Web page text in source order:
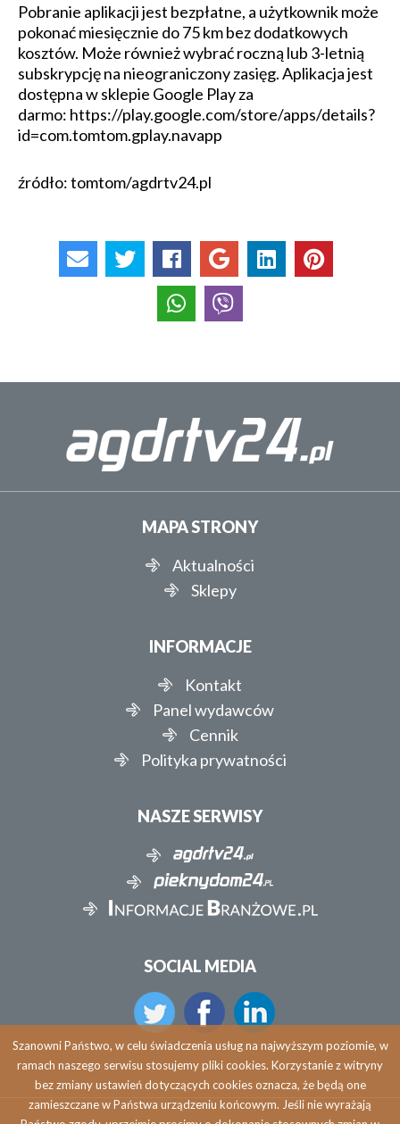
Pobranie aplikacji jest bezpłatne, a użytkownik może
pokonać miesięcznie do 75 km bez dodatkowych
kosztów. Może również wybrać roczną lub 3-letnią
subskrypcję na nieograniczony zasięg. Aplikacja jest
dostępna w sklepie Google Play za
darmo: https://play.google.com/store/apps/details?
id=com.tomtom.gplay.navapp
źródło: tomtom/agdrtv24.pl
MAPA STRONY
Aktualności
Sklepy
INFORMACJE
Kontakt
Panel wydawców
Cennik
Polityka prywatności
NASZE SERWISY
SOCIAL MEDIA
Szanowni Państwo, w celu świadczenia usług na najwyższym poziomie, w
ramach naszego serwisu stosujemy pliki cookies. Korzystanie z witryny
bez zmiany ustawień dotyczących cookies oznacza, że będą one
zamieszczane w Państwa urządzeniu końcowym. Jeśli nie wyrażają